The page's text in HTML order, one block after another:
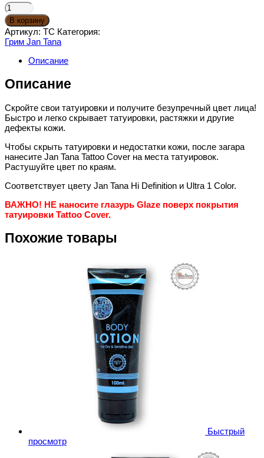
Количество
товара
JanTana®
Tattoo
Cover
В корзину
Артикул: TC Категория:
Грим Jan Tana
Описание
Описание
Скройте свои татуировки и получите безупречный цвет лица!
Быстро и легко скрывает татуировки, растяжки и другие
дефекты кожи.
Чтобы скрыть татуировки и недостатки кожи, после загара
нанесите Jan Tana Tattoo Cover на места татуировок.
Растушуйте цвет по краям.
Соответствует цвету Jan Tana Hi Definition и Ultra 1 Color.
ВАЖНО! НЕ наносите глазурь Glaze поверх покрытия
татуировки Tattoo Cover.
Похожие товары
Быстрый
просмотр